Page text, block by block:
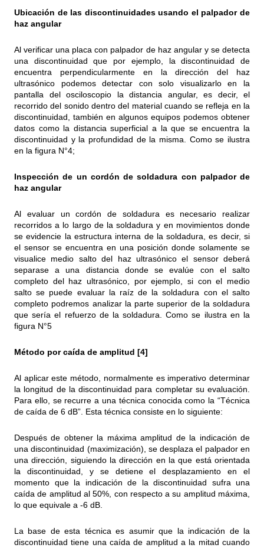
Ubicación de las discontinuidades usando el palpador de
haz angular
Al verificar una placa con palpador de haz angular y se detecta
una discontinuidad que por ejemplo, la discontinuidad de
encuentra perpendicularmente en la dirección del haz
ultrasónico podemos detectar con solo visualizarlo en la
pantalla del osciloscopio la distancia angular, es decir, el
recorrido del sonido dentro del material cuando se refleja en la
discontinuidad, también en algunos equipos podemos obtener
datos como la distancia superficial a la que se encuentra la
discontinuidad y la profundidad de la misma. Como se ilustra
en la figura N°4;
Inspección de un cordón de soldadura con palpador de
haz angular
Al evaluar un cordón de soldadura es necesario realizar
recorridos a lo largo de la soldadura y en movimientos donde
se evidencie la estructura interna de la soldadura, es decir, si
el sensor se encuentra en una posición donde solamente se
visualice medio salto del haz ultrasónico el sensor deberá
separase a una distancia donde se evalúe con el salto
completo del haz ultrasónico, por ejemplo, si con el medio
salto se puede evaluar la raíz de la soldadura con el salto
completo podremos analizar la parte superior de la soldadura
que sería el refuerzo de la soldadura. Como se ilustra en la
figura N°5
Método por caída de amplitud [4]
Al aplicar este método, normalmente es imperativo determinar
la longitud de la discontinuidad para completar su evaluación.
Para ello, se recurre a una técnica conocida como la “Técnica
de caída de 6 dB”. Esta técnica consiste en lo siguiente:
Después de obtener la máxima amplitud de la indicación de
una discontinuidad (maximización), se desplaza el palpador en
una dirección, siguiendo la dirección en la que está orientada
la discontinuidad, y se detiene el desplazamiento en el
momento que la indicación de la discontinuidad sufra una
caída de amplitud al 50%, con respecto a su amplitud máxima,
lo que equivale a -6 dB.
La base de esta técnica es asumir que la indicación de la
discontinuidad tiene una caída de amplitud a la mitad cuando